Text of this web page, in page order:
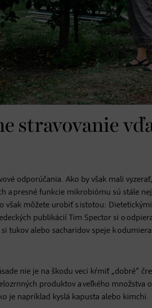
stravovanie
odporúčania. Ako by však mali
a presné funkcie mikrobiómu sú stále
však môžete urobiť s istotou:
publikácií Tim Spector si o
tukov alebo sacharidov speje k
nie je na škodu veci kŕmiť „dobré“
produktov a veľkého množstva
je napríklad kyslá kapusta alebo kimchi.